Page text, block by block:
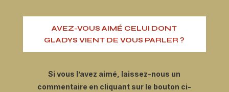
AVEZ-VOUS AIMÉ CELUI DONT
GLADYS VIENT DE VOUS PARLER ?
Si vous l’avez aimé, laissez-nous un
commentaire en cliquant sur le bouton ci-